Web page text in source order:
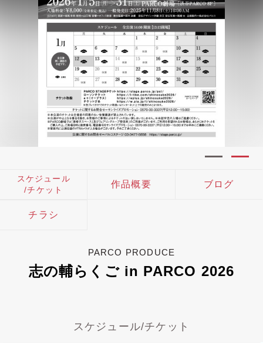
スケジュール
/チケット
作品概要 ブログ
チラシ
PARCO PRODUCE
志の輔らくご in PARCO 2026
スケジュール/チケット